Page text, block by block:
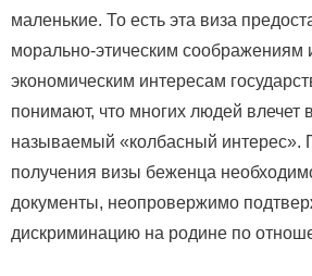
маленькие. То есть эта виза
морально-этическим соображениям
экономическим интересам
понимают, что многих людей влечет
называемый «колбасный интерес».
получения визы беженца
документы, неопровержимо
дискриминацию на родине по